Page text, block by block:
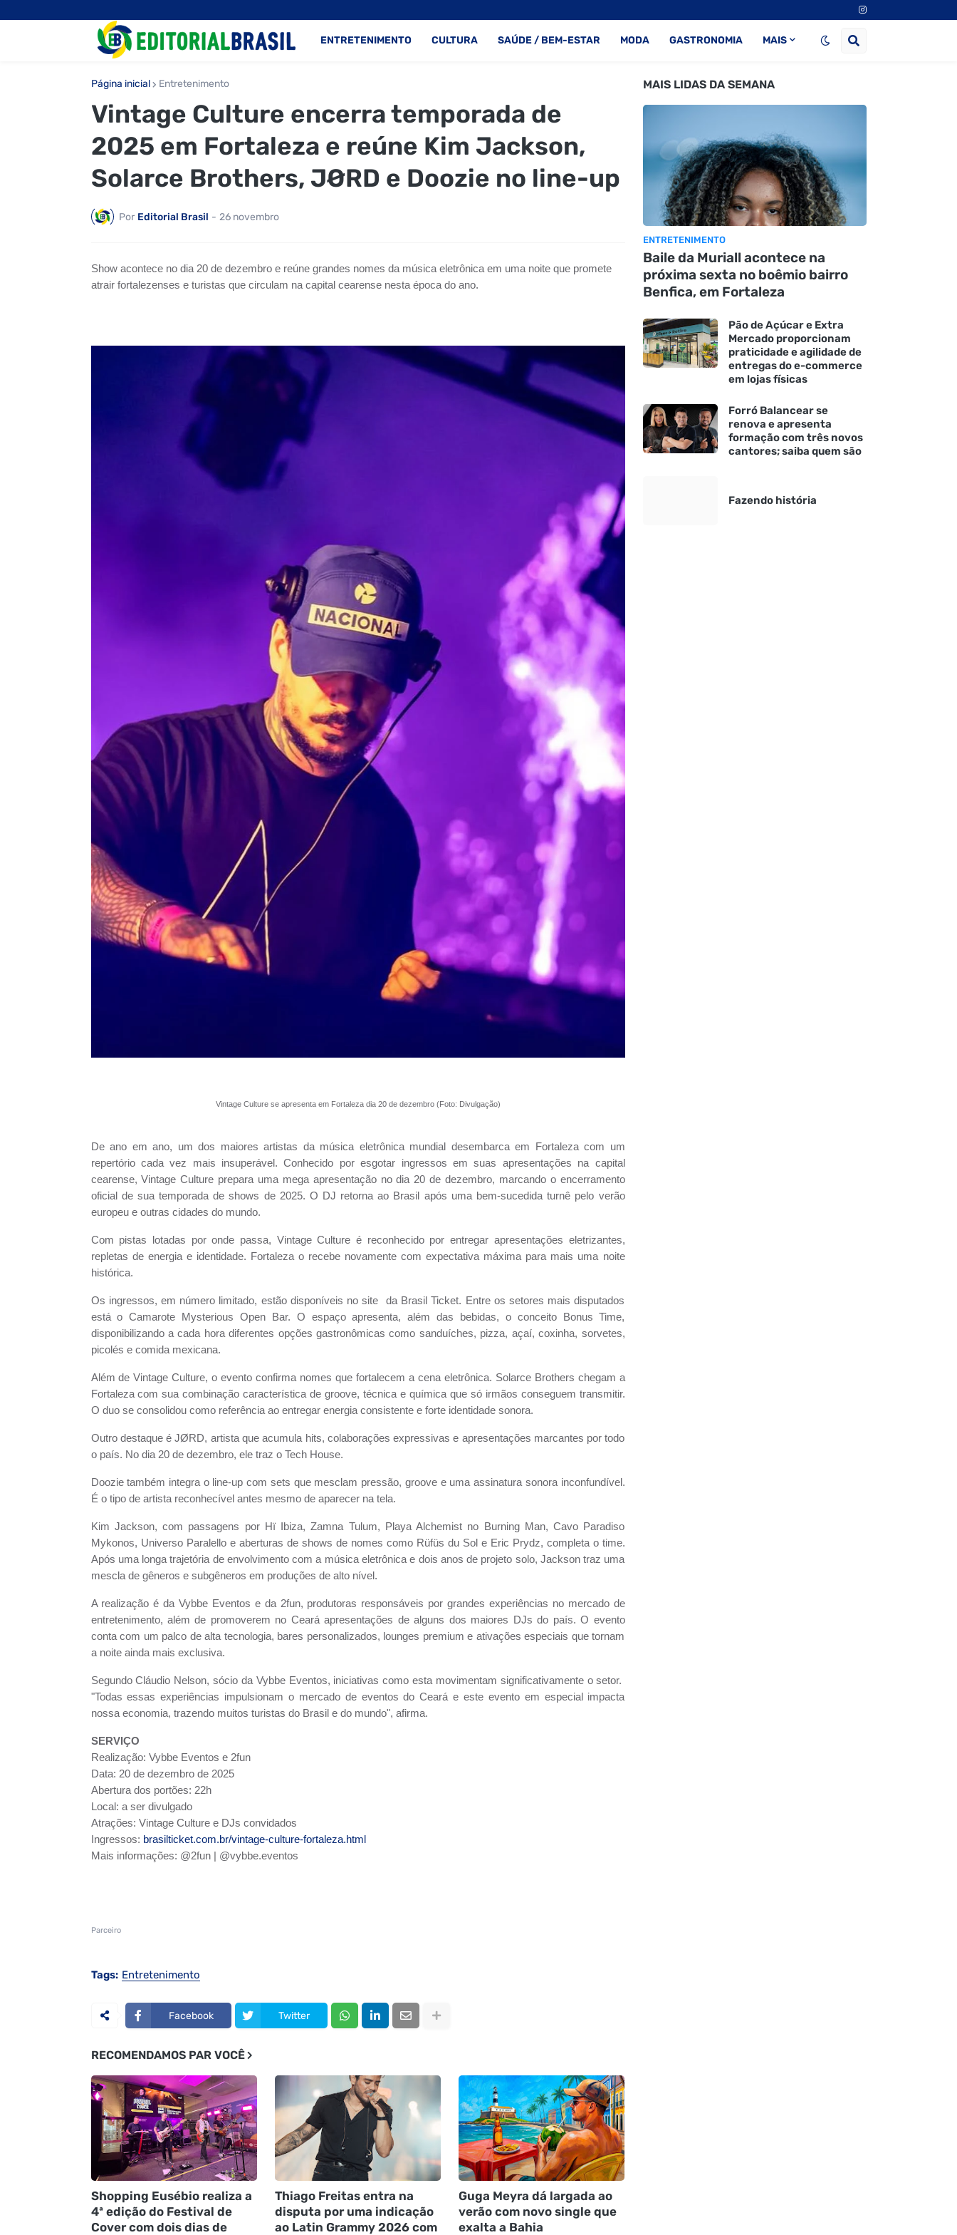
ENTRETENIMENTO CULTURA SAÚDE / BEM-ESTAR MODA GASTRONOMIA MAIS
Página inicial Entretenimento
Vintage Culture encerra temporada de
2025 em Fortaleza e reúne Kim Jackson,
Solarce Brothers, JØRD e Doozie no line-up
Por Editorial Brasil - 26 novembro
Show acontece no dia 20 de dezembroe reúne grandes nomes da música eletrônica em uma noite que promete
atrair fortalezenses e turistas que circulam na capital cearense nesta época do ano.
Vintage Culture se apresenta em Fortaleza dia 20 de dezembro(Foto: Divulgação)
De ano em ano, um dos maiores artistas da música eletrônica mundial desembarca em Fortaleza com um
repertório cada vez mais insuperável. Conhecido por esgotar ingressos em suas apresentações na capital
cearense, Vintage Culture prepara uma mega apresentação no dia 20 de dezembro, marcando o encerramento
oficial de sua temporada de shows de 2025. O DJ retorna ao Brasil após uma bem-sucedida turnê pelo verão
europeu e outras cidades do mundo.
Com pistas lotadas por onde passa, Vintage Culture é reconhecido por entregar apresentações eletrizantes,
repletas de energia e identidade. Fortaleza o recebe novamente com expectativa máxima para mais uma noite
histórica.
Os ingressos, em número limitado, estão disponíveis no site da Brasil Ticket. Entre os setores mais disputados
está o Camarote Mysterious Open Bar. O espaço apresenta, além das bebidas, o conceito Bonus Time,
disponibilizando a cada hora diferentes opções gastronômicas como sanduíches, pizza, açaí, coxinha, sorvetes,
picolés e comida mexicana.
Além de Vintage Culture, o evento confirma nomes que fortalecem a cena eletrônica. Solarce Brothers chegam a
Fortaleza com sua combinação característica de groove, técnica e química que só irmãos conseguem transmitir.
O duo se consolidou como referência ao entregar energia consistente e forte identidade sonora.
Outro destaque é JØRD, artista que acumula hits, colaborações expressivas e apresentações marcantes por todo
o país. No dia 20 de dezembro, ele traz o Tech House.
Doozie também integra o line-up com sets que mesclam pressão, groove e uma assinatura sonora inconfundível.
É o tipo de artista reconhecível antes mesmo de aparecer na tela.
Kim Jackson, com passagens por Hï Ibiza, Zamna Tulum, Playa Alchemist no Burning Man, Cavo Paradiso
Mykonos, Universo Paralello e aberturas de shows de nomes como Rüfüs du Sol e Eric Prydz, completa o time.
Após uma longa trajetória de envolvimento com a música eletrônica e dois anos de projeto solo, Jackson traz uma
mescla de gêneros e subgêneros em produções de alto nível.
A realização é da Vybbe Eventos e da 2fun, produtoras responsáveis por grandes experiências no mercado de
entretenimento, além de promoverem no Ceará apresentações de alguns dos maiores DJs do país. O evento
conta com um palco de alta tecnologia, bares personalizados, lounges premium e ativações especiais que tornam
a noite ainda mais exclusiva.
Segundo Cláudio Nelson, sócio da Vybbe Eventos, iniciativas como esta movimentam significativamente o setor.
"Todas essas experiências impulsionam o mercado de eventos do Ceará e este evento em especial impacta
nossa economia, trazendo muitos turistas do Brasil e do mundo", afirma.
SERVIÇO
Realização: Vybbe Eventos e 2fun
Data: 20 de dezembro de 2025
Abertura dos portões: 22h
Local: a ser divulgado
Atrações: Vintage Culture e DJs convidados
Ingressos: brasilticket.com.br/vintage-culture-fortaleza.html
Mais informações: @2fun | @vybbe.eventos
Parceiro
Tags: Entretenimento
Facebook Twitter
RECOMENDAMOS PAR VOCÊ
Shopping Eusébio realiza a
4ª edição do Festival de
Cover com dois dias de
Thiago Freitas entra na
disputa por uma indicação
ao Latin Grammy 2026 com
Guga Meyra dá largada ao
verão com novo single que
exalta a Bahia
MAIS LIDAS DA SEMANA
ENTRETENIMENTO
Baile da Muriall acontece na
próxima sexta no boêmio bairro
Benfica, em Fortaleza
Pão de Açúcar e Extra
Mercado proporcionam
praticidade e agilidade de
entregas do e-commerce
em lojas físicas
Forró Balancear se
renova e apresenta
formação com três novos
cantores; saiba quem são
Fazendo história